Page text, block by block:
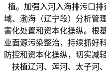
植。加强入河入海排污口
域、渤海（辽宁段）分析管
害化处置和资本化操纵。根
业面源污染整治，持续抓好
防控和资本化操纵，切实减
扶植辽河、浑河、太子河